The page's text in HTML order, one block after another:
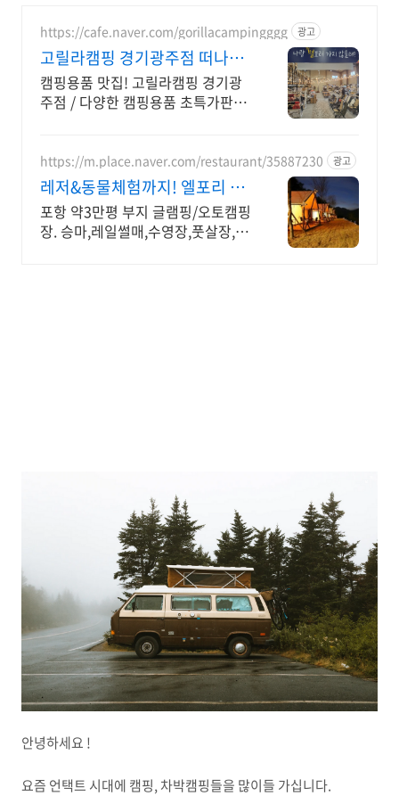
https://cafe.naver.com/gorillacampingggg 광고
고릴라캠핑 경기광주점 떠나자
어디든 너랑은 다좋아
캠핑용품 맛집! 고릴라캠핑 경기광
주점 / 다양한 캠핑용품 초특가판매/
https://m.place.naver.com/restaurant/35887230 광고
레저&동물체험까지! 엘포리 승
마체험/레일썰매/수영이함께
포항 약3만평 부지 글램핑/오토캠핑
장. 승마,레일썰매,수영장,풋살장,말
안녕하세요 !
요즘 언택트 시대에 캠핑, 차박캠핑들을 많이들 가십니다.